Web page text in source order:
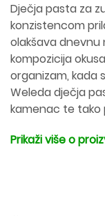
Dječja pasta za
konzistencom
olakšava dnevnu
kompozicija
organizam, kada
Weleda dječja
kamenac te tako
Prikaži više o